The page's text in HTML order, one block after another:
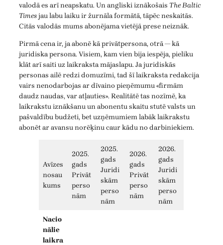
valodā es arī neapskatu. Un angliski iznākošais The Baltic
Timesjau labu laiku ir žurnāla formātā, tāpēc neskaitās.
Citās valodās mums abonējama vietējā prese neiznāk.
Pirmā cena ir, ja abonē kā privātpersona, otrā — kā
juridiska persona. Visiem, kam vien bija iespēja, pieliku
klāt arī saiti uz laikraksta mājaslapu. Ja juridiskās
personas ailē redzi domuzīmi, tad šī laikraksta redakcija
vairs nenodarbojas ar dīvaino pieņēmumu «firmām
daudz naudas, var atļauties». Realitātē tas nozīmē, ka
laikrakstu iznākšanu un abonentu skaitu stutē valsts un
pašvaldību budžeti, bet uzņēmumiem labāk laikrakstu
abonēt ar avansu norēķinu caur kādu no darbiniekiem.
Avīzes
nosau
kums
2025.
gads
Privāt
perso
nām
2025.
gads
Juridi
skām
perso
nām
2026.
gads
Privāt
perso
nām
2026.
gads
Juridi
skām
perso
nām
Nacio
nālie
laikra